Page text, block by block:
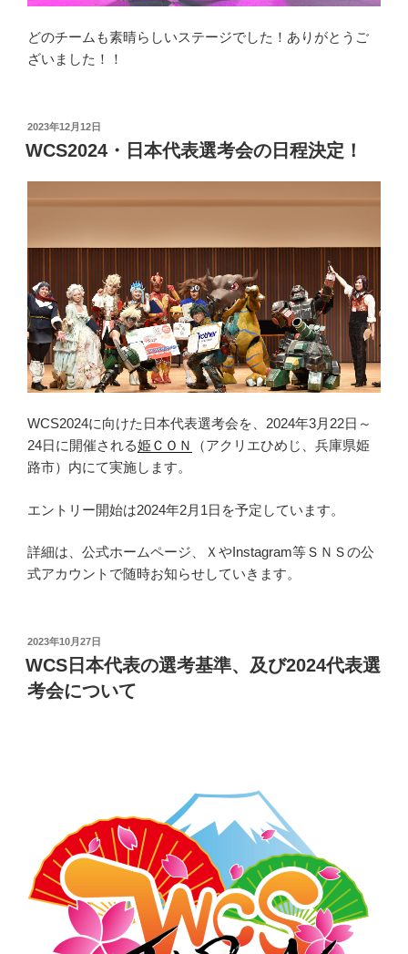
どのチームも素晴らしいステージでした！ありがとうご
ざいました！！
投
稿
日:
2023年12月12日
WCS2024・日本代表選考会の日程決定！
WCS2024に向けた日本代表選考会を、2024年3月22日～
24日に開催される姫ＣＯＮ
（アクリエひめじ、兵庫県姫
路市）内にて実施します。
エントリー開始は2024年2月1日を予定しています。
詳細は、公式ホームページ、ＸやInstagram等ＳＮＳの公
式アカウントで随時お知らせしていきます。
投
稿
日:
2023年10月27日
WCS日本代表の選考基準、及び2024代表選
考会について